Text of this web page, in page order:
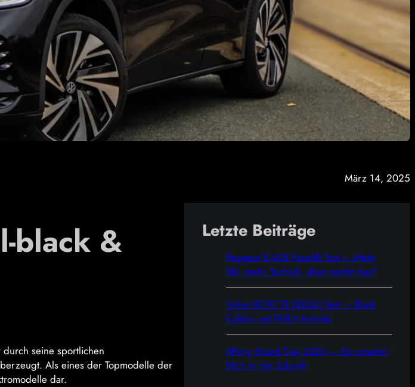
März 14, 2025
black &
seine sportlichen
Als eines der Topmodelle der
dar.
Letzte Beiträge
Peugeot E-408 Facelift Test – Mehr
Stil, mehr Technik, aber reicht das?
Volvo XC90 T8 (2026) Test – Black
Edition mit PHEV-Antrieb
XPeng Brand Day 2026 – Ein smarter
Blick in die Zukunft